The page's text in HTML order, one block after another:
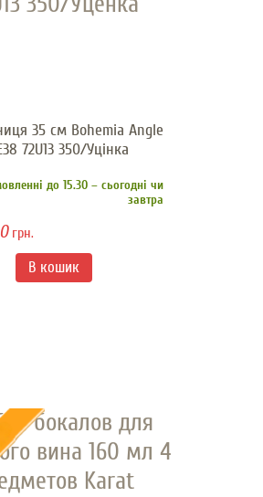
35 см Bohemia Angle
72U13 350/Уцінка
до 15.30 – сьогодні чи
завтра
грн.